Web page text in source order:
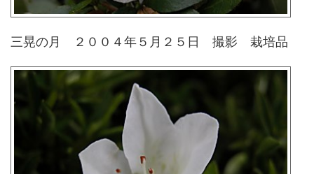
三晃の月 ２００４年５月２５日 撮影 栽培品